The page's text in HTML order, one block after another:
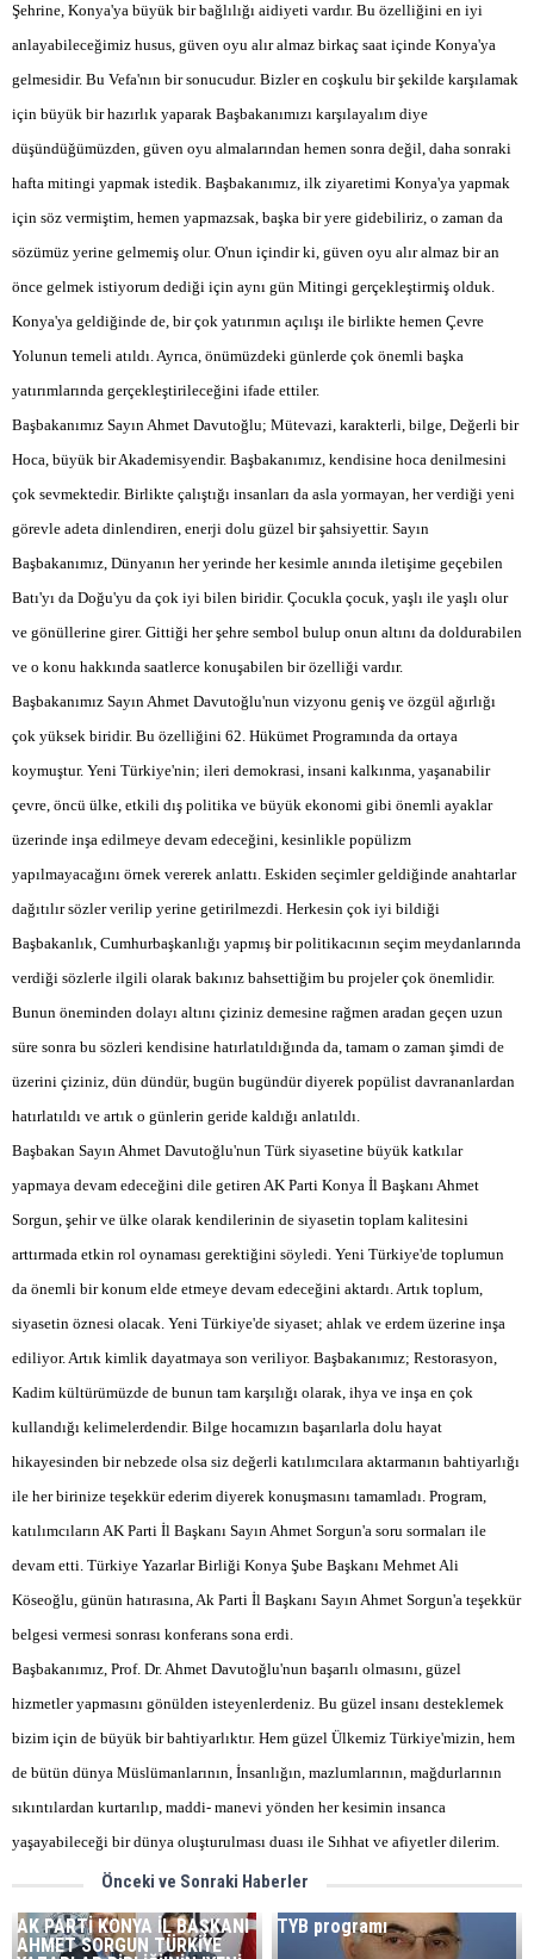
Şehrine, Konya'ya büyük bir bağlılığı aidiyeti vardır. Bu özelliğini en iyi
anlayabileceğimiz husus, güven oyu alır almaz birkaç saat içinde Konya'ya
gelmesidir. Bu Vefa'nın bir sonucudur. Bizler en coşkulu bir şekilde karşılamak
için büyük bir hazırlık yaparak Başbakanımızı karşılayalım diye
düşündüğümüzden, güven oyu almalarından hemen sonra değil, daha sonraki
hafta mitingi yapmak istedik. Başbakanımız, ilk ziyaretimi Konya'ya yapmak
için söz vermiştim, hemen yapmazsak, başka bir yere gidebiliriz, o zaman da
sözümüz yerine gelmemiş olur. O'nun içindir ki, güven oyu alır almaz bir an
önce gelmek istiyorum dediği için aynı gün Mitingi gerçekleştirmiş olduk.
Konya'ya geldiğinde de, bir çok yatırımın açılışı ile birlikte hemen Çevre
Yolunun temeli atıldı. Ayrıca, önümüzdeki günlerde çok önemli başka
yatırımlarında gerçekleştirileceğini ifade ettiler.
Başbakanımız Sayın Ahmet Davutoğlu; Mütevazi, karakterli, bilge, Değerli bir
Hoca, büyük bir Akademisyendir. Başbakanımız, kendisine hoca denilmesini
çok sevmektedir. Birlikte çalıştığı insanları da asla yormayan, her verdiği yeni
görevle adeta dinlendiren, enerji dolu güzel bir şahsiyettir. Sayın
Başbakanımız, Dünyanın her yerinde her kesimle anında iletişime geçebilen
Batı'yı da Doğu'yu da çok iyi bilen biridir. Çocukla çocuk, yaşlı ile yaşlı olur
ve gönüllerine girer. Gittiği her şehre sembol bulup onun altını da doldurabilen
ve o konu hakkında saatlerce konuşabilen bir özelliği vardır.
Başbakanımız Sayın Ahmet Davutoğlu'nun vizyonu geniş ve özgül ağırlığı
çok yüksek biridir. Bu özelliğini 62. Hükümet Programında da ortaya
koymuştur. Yeni Türkiye'nin; ileri demokrasi, insani kalkınma, yaşanabilir
çevre, öncü ülke, etkili dış politika ve büyük ekonomi gibi önemli ayaklar
üzerinde inşa edilmeye devam edeceğini, kesinlikle popülizm
yapılmayacağını örnek vererek anlattı. Eskiden seçimler geldiğinde anahtarlar
dağıtılır sözler verilip yerine getirilmezdi. Herkesin çok iyi bildiği
Başbakanlık, Cumhurbaşkanlığı yapmış bir politikacının seçim meydanlarında
verdiği sözlerle ilgili olarak bakınız bahsettiğim bu projeler çok önemlidir.
Bunun öneminden dolayı altını çiziniz demesine rağmen aradan geçen uzun
süre sonra bu sözleri kendisine hatırlatıldığında da, tamam o zaman şimdi de
üzerini çiziniz, dün dündür, bugün bugündür diyerek popülist davrananlardan
hatırlatıldı ve artık o günlerin geride kaldığı anlatıldı.
Başbakan Sayın Ahmet Davutoğlu'nun Türk siyasetine büyük katkılar
yapmaya devam edeceğini dile getiren AK Parti Konya İl Başkanı Ahmet
Sorgun, şehir ve ülke olarak kendilerinin de siyasetin toplam kalitesini
arttırmada etkin rol oynaması gerektiğini söyledi. Yeni Türkiye'de toplumun
da önemli bir konum elde etmeye devam edeceğini aktardı. Artık toplum,
siyasetin öznesi olacak. Yeni Türkiye'de siyaset; ahlak ve erdem üzerine inşa
ediliyor. Artık kimlik dayatmaya son veriliyor. Başbakanımız; Restorasyon,
Kadim kültürümüzde de bunun tam karşılığı olarak, ihya ve inşa en çok
kullandığı kelimelerdendir. Bilge hocamızın başarılarla dolu hayat
hikayesinden bir nebzede olsa siz değerli katılımcılara aktarmanın bahtiyarlığı
ile her birinize teşekkür ederim diyerek konuşmasını tamamladı. Program,
katılımcıların AK Parti İl Başkanı Sayın Ahmet Sorgun'a soru sormaları ile
devam etti. Türkiye Yazarlar Birliği Konya Şube Başkanı Mehmet Ali
Köseoğlu, günün hatırasına, Ak Parti İl Başkanı Sayın Ahmet Sorgun'a teşekkür
belgesi vermesi sonrası konferans sona erdi.
Başbakanımız, Prof. Dr. Ahmet Davutoğlu'nun başarılı olmasını, güzel
hizmetler yapmasını gönülden isteyenlerdeniz. Bu güzel insanı desteklemek
bizim için de büyük bir bahtiyarlıktır. Hem güzel Ülkemiz Türkiye'mizin, hem
de bütün dünya Müslümanlarının, İnsanlığın, mazlumlarının, mağdurlarının
sıkıntılardan kurtarılıp, maddi- manevi yönden her kesimin insanca
yaşayabileceği bir dünya oluşturulması duası ile Sıhhat ve afiyetler dilerim.
Önceki ve Sonraki Haberler
AK PARTİ KONYA İL BAŞKANI
AHMET SORGUN TÜRKİYE
TYB programı